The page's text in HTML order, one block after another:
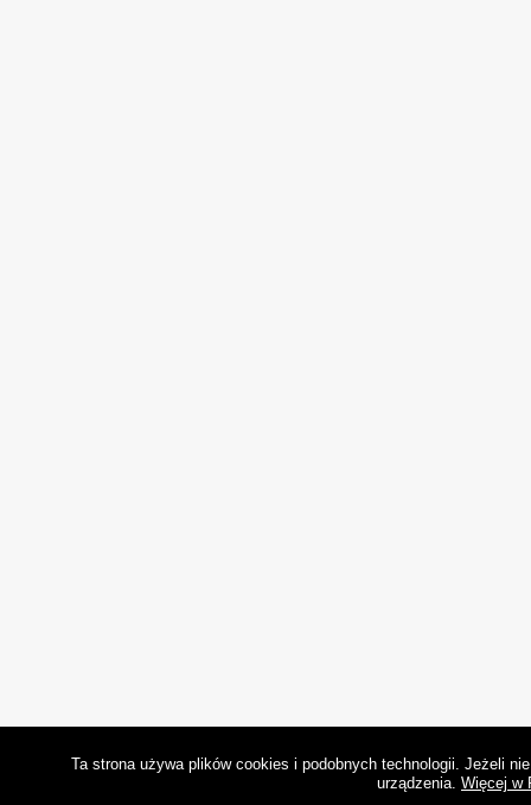
Ta strona używa plików cookies i podobnych technologii. Jeżeli
urządzenia. Więcej w